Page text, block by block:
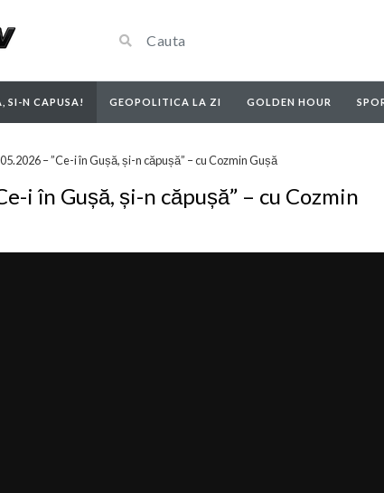
SI-N CAPUSA! GEOPOLITICA LA ZI GOLDEN HOUR
– ”Ce-i în Gușă, și-n căpușă” – cu Cozmin Gușă
i în Gușă, și-n căpușă” – cu Cozmin